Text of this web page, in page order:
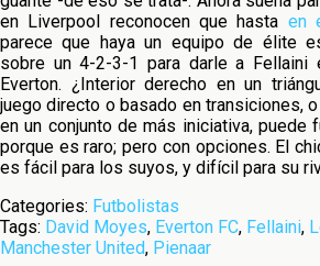
en Liverpool reconocen que hasta en
parece que haya un equipo de élite
sobre un 4-2-3-1 para darle a
Everton. ¿Interior derecho en un
juego directo o basado en transiciones,
en un conjunto de más iniciativa, puede
porque es raro; pero con opciones. El
es fácil para los suyos, y difícil para su
Categories: Futbolistas
Tags: David Moyes, Everton FC, Fellaini,
Manchester United, Pienaar